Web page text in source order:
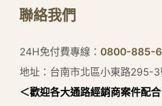
聯絡我們
24H免付費專線： 0800-885-
地址：台南市北區小東路295-3
＜歡迎各大通路經銷商案件配